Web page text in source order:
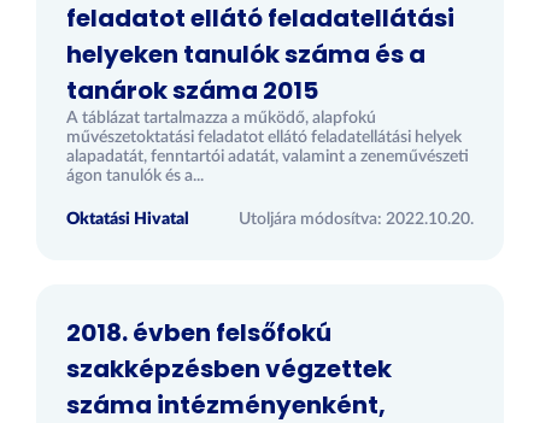
feladatot ellátó feladatellátási
helyeken tanulók száma és a
tanárok száma 2015
A táblázat tartalmazza a működő, alapfokú
művészetoktatási feladatot ellátó feladatellátási helyek
alapadatát, fenntartói adatát, valamint a zeneművészeti
ágon tanulók és a...
Oktatási Hivatal Utoljára módosítva: 2022.10.20.
2018. évben felsőfokú
szakképzésben végzettek
száma intézményenként,